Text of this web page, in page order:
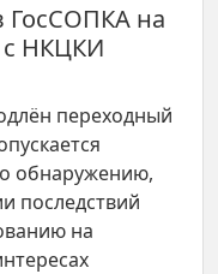
ГосСОПКА на
с НКЦКИ
переходный
обнаружению,
последствий
на